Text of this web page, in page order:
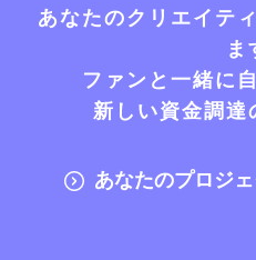
あなたのクリエイテ
ま
ファンと一緒に
新しい資金調達
あなたのプロジ